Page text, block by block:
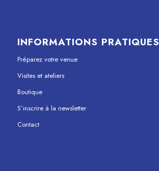
INFORMATIONS PRATIQUES
Préparez votre venue
Visites et ateliers
Boutique
S’inscrire à la newsletter
Contact